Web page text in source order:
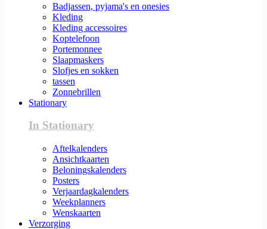
Badjassen, pyjama's en onesies
Kleding
Kleding accessoires
Koptelefoon
Portemonnee
Slaapmaskers
Slofjes en sokken
tassen
Zonnebrillen
Stationary
In Stationary
Aftelkalenders
Ansichtkaarten
Beloningskalenders
Posters
Verjaardagkalenders
Weekplanners
Wenskaarten
Verzorging